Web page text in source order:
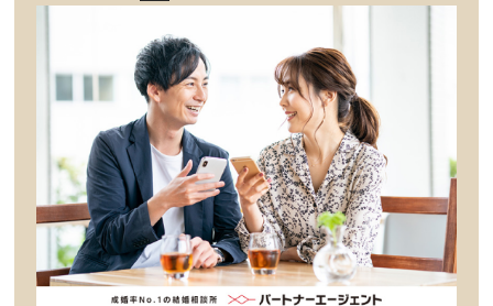
心の処方箋
カルチャー・トレンド・芸能
驚き